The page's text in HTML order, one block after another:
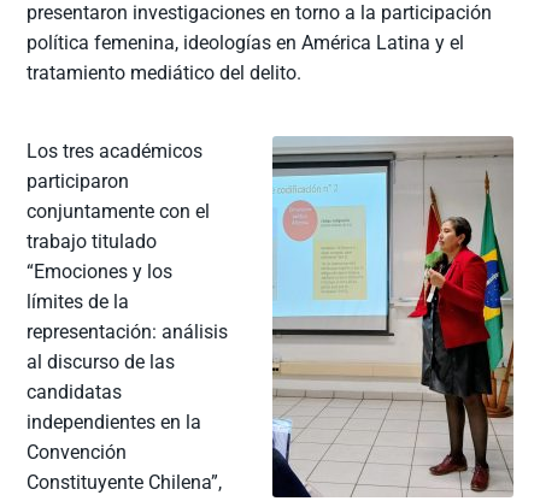
presentaron investigaciones en torno a la participación
política femenina, ideologías en América Latina y el
tratamiento mediático del delito.
Los tres académicos
participaron
conjuntamente con el
trabajo titulado
“Emociones y los
límites de la
representación: análisis
al discurso de las
candidatas
independientes en la
Convención
Constituyente Chilena”,